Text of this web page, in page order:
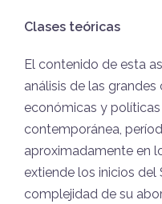
Clases teóricas
El contenido de esta
análisis de las
económicas y
contemporánea,
aproximadamente en
extiende los inicios del
complejidad de su